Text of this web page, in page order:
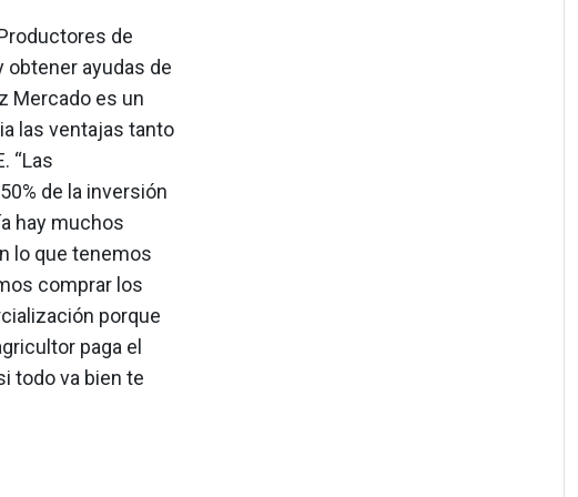
de
obtener ayudas de
Mercado es un
las ventajas tanto
“Las
de la inversión
hay muchos
lo que tenemos
comprar los
porque
paga el
todo va bien te